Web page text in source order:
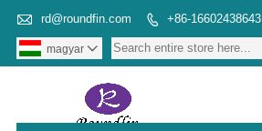
 rd@roundfin.com  +86-16602438643
magyar 